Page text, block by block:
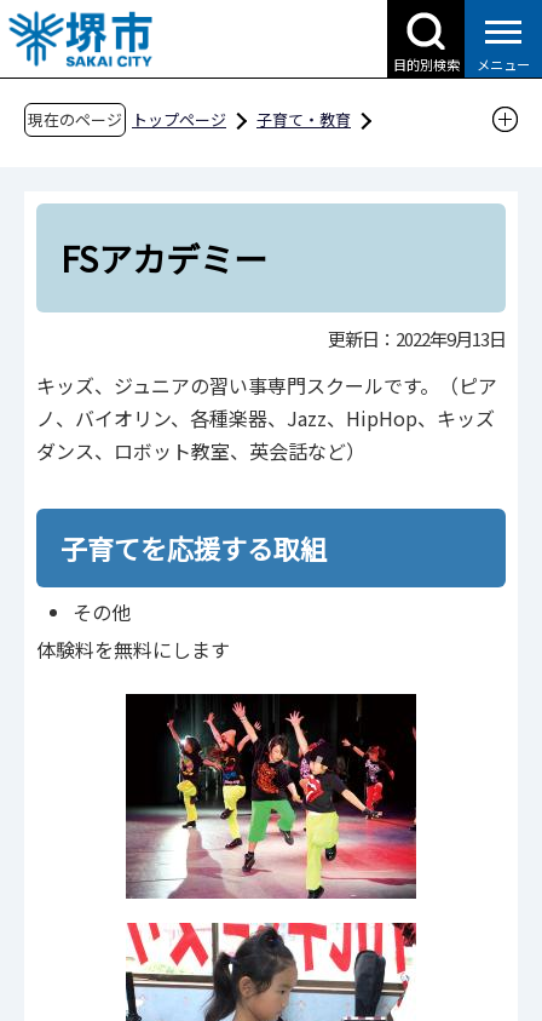
こ
の
ペ
目的別検索 メニュー
現在のページ トップページ
子育て・教育
その他安心な子育て環境に関わる取組
さかい子育て応援団
FSアカデミー
更新日：2022年9月13日
キッズ、ジュニアの習い事専門スクールです。（ピア
ノ、バイオリン、各種楽器、Jazz、HipHop、キッズ
ダンス、ロボット教室、英会話など）
子育てを応援する取組
その他
体験料を無料にします